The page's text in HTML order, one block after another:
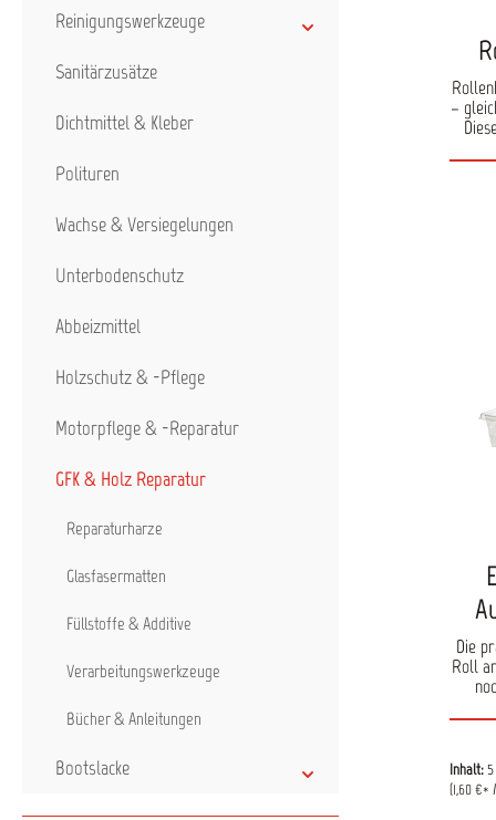
Reinigungswerkzeuge
Sanitärzusätze
Dichtmittel & Kleber
Polituren
Wachse & Versiegelungen
Unterbodenschutz
Abbeizmittel
Holzschutz & -Pflege
Motorpflege & -Reparatur
GFK & Holz Reparatur
Reparaturharze
Glasfasermatten
Füllstoffe & Additive
Verarbeitungswerkzeuge
Bücher & Anleitungen
Bootslacke
–
und
Die
Roll
Inhalt:
(1,60 €*